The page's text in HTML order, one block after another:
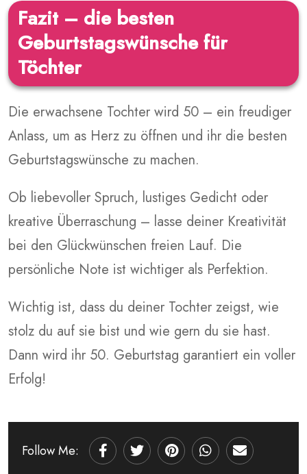
Fazit – die besten
Geburtstagswünsche für
Töchter
Die erwachsene Tochter wird 50 – ein freudiger
Anlass, um as Herz zu öffnen und ihr die besten
Geburtstagswünsche zu machen.
Ob liebevoller Spruch, lustiges Gedicht oder
kreative Überraschung – lasse deiner Kreativität
bei den Glückwünschen freien Lauf. Die
persönliche Note ist wichtiger als Perfektion.
Wichtig ist, dass du deiner Tochter zeigst, wie
stolz du auf sie bist und wie gern du sie hast.
Dann wird ihr 50. Geburtstag garantiert ein voller
Erfolg!
Follow Me:
PinterestWhatsapp
Share